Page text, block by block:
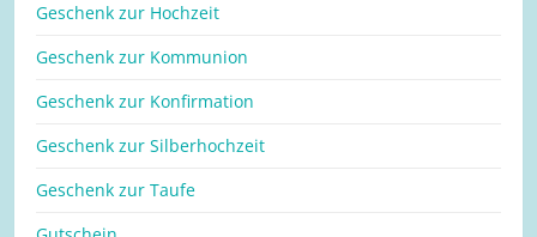
Geschenk zur Hochzeit
Geschenk zur Kommunion
Geschenk zur Konfirmation
Geschenk zur Silberhochzeit
Geschenk zur Taufe